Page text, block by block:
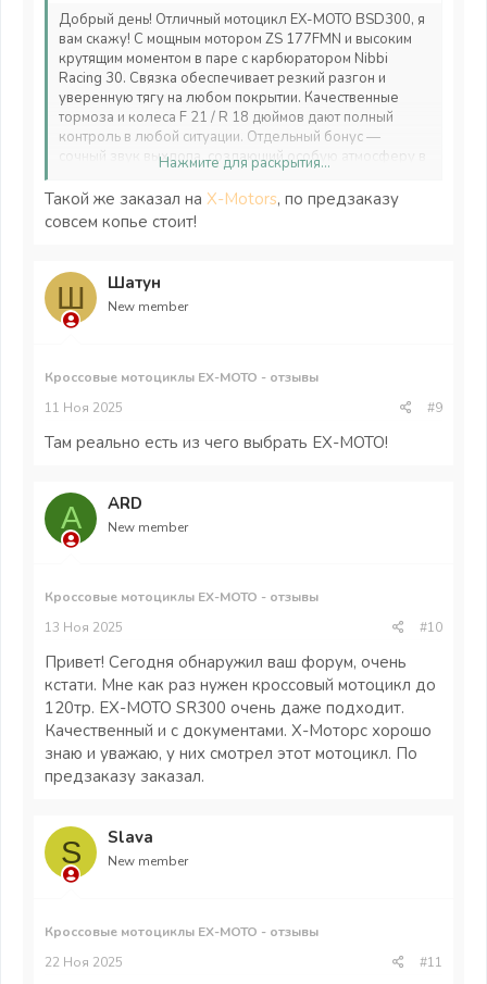
Добрый день! Отличный мотоцикл EX-MOTO BSD300, я
вам скажу! С мощным мотором ZS 177FМN и высоким
крутящим моментом в паре с карбюратором Nibbi
Racing 30. Связка обеспечивает резкий разгон и
уверенную тягу на любом покрытии. Качественные
тормоза и колеса F 21 / R 18 дюймов дают полный
контроль в любой ситуации. Отдельный бонус —
сочный звук выхлопа, создающий особую атмосферу в
поездках. EX-MOTO BSD 300 сочетает надежность,
качество и адекватную цену. Оснащен 5-ступенчатой
КПП и воздушным охлаждением. Легкая конструкция с
Нажмите для раскрытия...
Такой же заказал на X-Motors, по предзаказу
совсем копье стоит!
Ш Шатун
New member
Кроссовые мотоциклы EX-MOTO - отзывы
11 Ноя 2025
#9
Там реально есть из чего выбрать EX-MOTO!
A ARD
New member
Кроссовые мотоциклы EX-MOTO - отзывы
13 Ноя 2025
#10
Привет! Сегодня обнаружил ваш форум, очень
кстати. Мне как раз нужен кроссовый мотоцикл до
120тр. EX-MOTO SR300 очень даже подходит.
Качественный и с документами. Х-Моторс хорошо
знаю и уважаю, у них смотрел этот мотоцикл. По
предзаказу заказал.
S Slava
New member
Кроссовые мотоциклы EX-MOTO - отзывы
22 Ноя 2025
#11